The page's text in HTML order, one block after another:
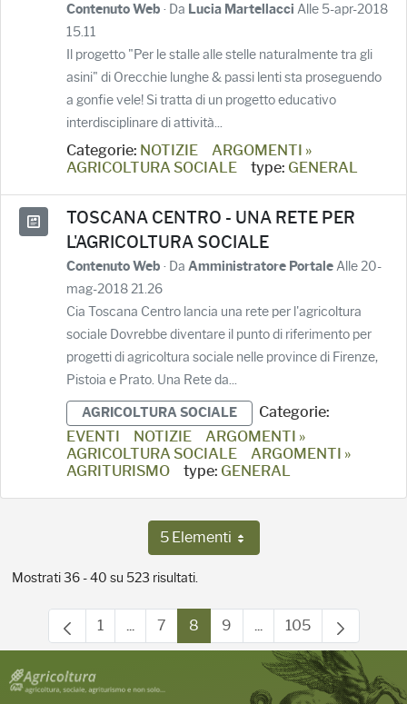
Contenuto Web · Da Lucia Martellacci Alle 5-apr-2018
15.11
Il progetto "Per le stalle alle stelle naturalmente tra gli
asini" di Orecchie lunghe & passi lenti sta proseguendo
a gonfie vele! Si tratta di un progetto educativo
interdisciplinare di attività...
Categorie: NOTIZIE
ARGOMENTI »
AGRICOLTURA SOCIALE
type: GENERAL
TOSCANA CENTRO - UNA RETE PER
L'AGRICOLTURA SOCIALE
Contenuto Web · Da Amministratore PortaleAlle 20-
mag-2018 21.26
Cia Toscana Centro lancia una rete per l'agricoltura
sociale Dovrebbe diventare il punto di riferimento per
progetti di agricoltura sociale nelle province di Firenze,
Pistoia e Prato. Una Rete da...
AGRICOLTURA SOCIALE
Categorie:
EVENTI
NOTIZIE
ARGOMENTI »
AGRICOLTURA SOCIALE
ARGOMENTI »
AGRITURISMO
type: GENERAL
5 ElementiPer pagina
Mostrati 36 - 40 su 523 risultati.
Pagina
1 ...Pagine intermedie Use TAB to navigate.
Pagina
7 Pagina
8 Pagina
9 ...Pagine intermedie
Pagina
105